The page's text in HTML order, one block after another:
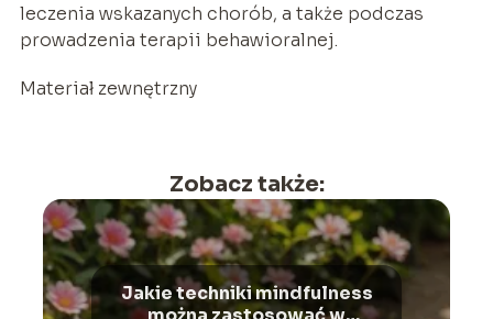
leczenia wskazanych chorób, a także podczas
prowadzenia terapii behawioralnej.
Materiał zewnętrzny
Zobacz także:
Jakie techniki mindfulness